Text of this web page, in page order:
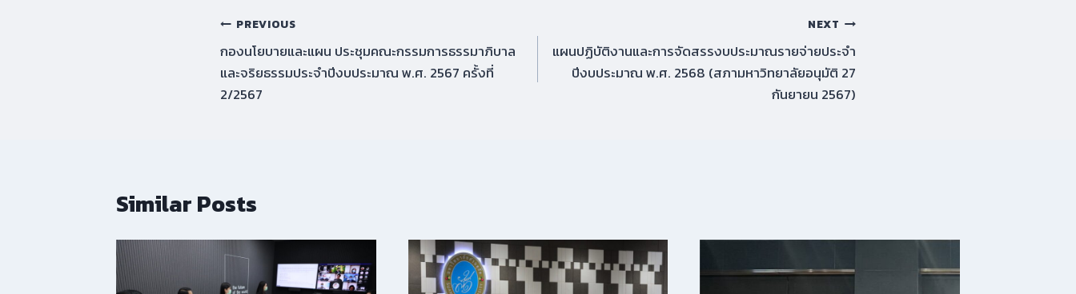
Post
navigation
PREVIOUS
กองนโยบายและแผน ประชุมคณะกรรมการธรรมาภิบาล
และจริยธรรมประจำปีงบประมาณ พ.ศ. 2567 ครั้งที่
2/2567
NEXT
แผนปฏิบัติงานและการจัดสรรงบประมาณรายจ่ายประจำ
ปีงบประมาณ พ.ศ. 2568 (สภามหาวิทยาลัยอนุมัติ 27
กันยายน 2567)
Similar Posts